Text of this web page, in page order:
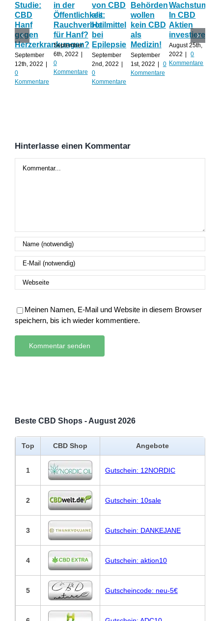
Studie:
CBD
Hanf
gegen
Herzerkrankungen?
September
12th, 2022
0
Kommentare
in der
Öffentlichkeit:
Rauchverbot
für Hanf?
September
6th, 2022
0
Kommentare
von CBD
als
Heilmittel
bei
Epilepsie
September
2nd, 2022
0
Kommentare
Behörden
wollen
kein CBD
als
Medizin!
September
1st, 2022
0
Kommentare
Wachstum:
In CBD
Aktien
investieren?
August 25th,
2022
0
Kommentare
Hinterlasse einen Kommentar
Meinen Namen, E-Mail und Website in diesem Browser
speichern, bis ich wieder kommentiere.
Beste CBD Shops - August 2026
Top CBD Shop Angebote
1 Gutschein: 12NORDIC
2 Gutschein: 10sale
3 Gutschein: DANKEJANE
4 Gutschein: aktion10
5 Gutscheincode: neu-5€